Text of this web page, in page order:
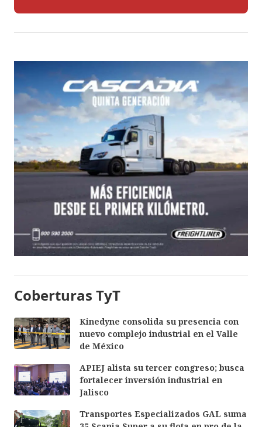
Coberturas TyT
Kinedyne consolida su presencia con
nuevo complejo industrial en el Valle
de México
APIEJ alista su tercer congreso; busca
fortalecer inversión industrial en
Jalisco
Transportes Especializados GAL suma